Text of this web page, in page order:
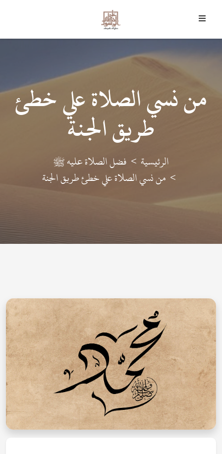
وَمَا أَرْسَلْنَاكَ إِلا رَحْمَةً لِلْعَالَمِينَ
من نسي الصلاة علي خطئ
طريق الجنة
الرئيسية
فضل الصلاة عليه ﷺ
من نسي الصلاة علي خطئ طريق الجنة